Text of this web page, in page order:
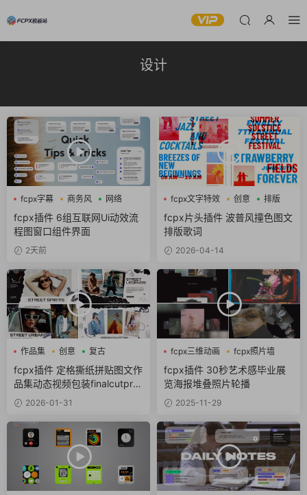
设计
fcpx字幕 商务风 网络
fcpx插件 6组互联网Ui动效流
程图窗口组件界面
2天前
fcpx文字特效 创意 排版
fcpx片头插件 波普风撞色图文
排版歌词
2026-04-14
作品集 创意 复古
fcpx插件 定格撕纸拼贴图文作
品集动态视频包装finalcutpro
插件2026-01-31
fcpx三维动画
fcpx照片墙
创意
fcpx插件 30秒艺术感毕业展
览海报堆叠照片轮播
2025-11-29